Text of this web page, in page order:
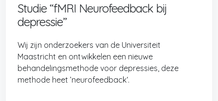
Studie “fMRI Neurofeedback bij
depressie”
Wij zijn onderzoekers van de Universiteit
Maastricht en ontwikkelen een nieuwe
behandelingsmethode voor depressies, deze
methode heet ’neurofeedback‘.